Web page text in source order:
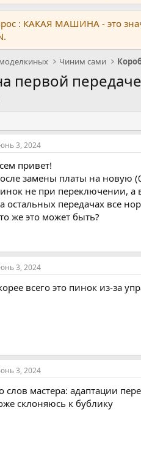
: КАКАЯ МАШИНА - это
Чиним сами
первой
3, 2024
привет!
замены платы на новую
не при переключении, а
остальных передачах все
же это может быть?
3, 2024
всего это пинок из-за
3, 2024
слов мастера: адаптации
склоняюсь к бублику